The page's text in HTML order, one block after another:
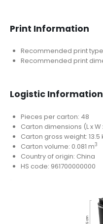
Print Information
Recommended print
Recommended print
Logistic Information
Pieces per carton: 48
Carton dimensions (L x W
Carton gross weight: 13.5
Carton volume: 0.081 m3
Country of origin: China
HS code: 961700000000